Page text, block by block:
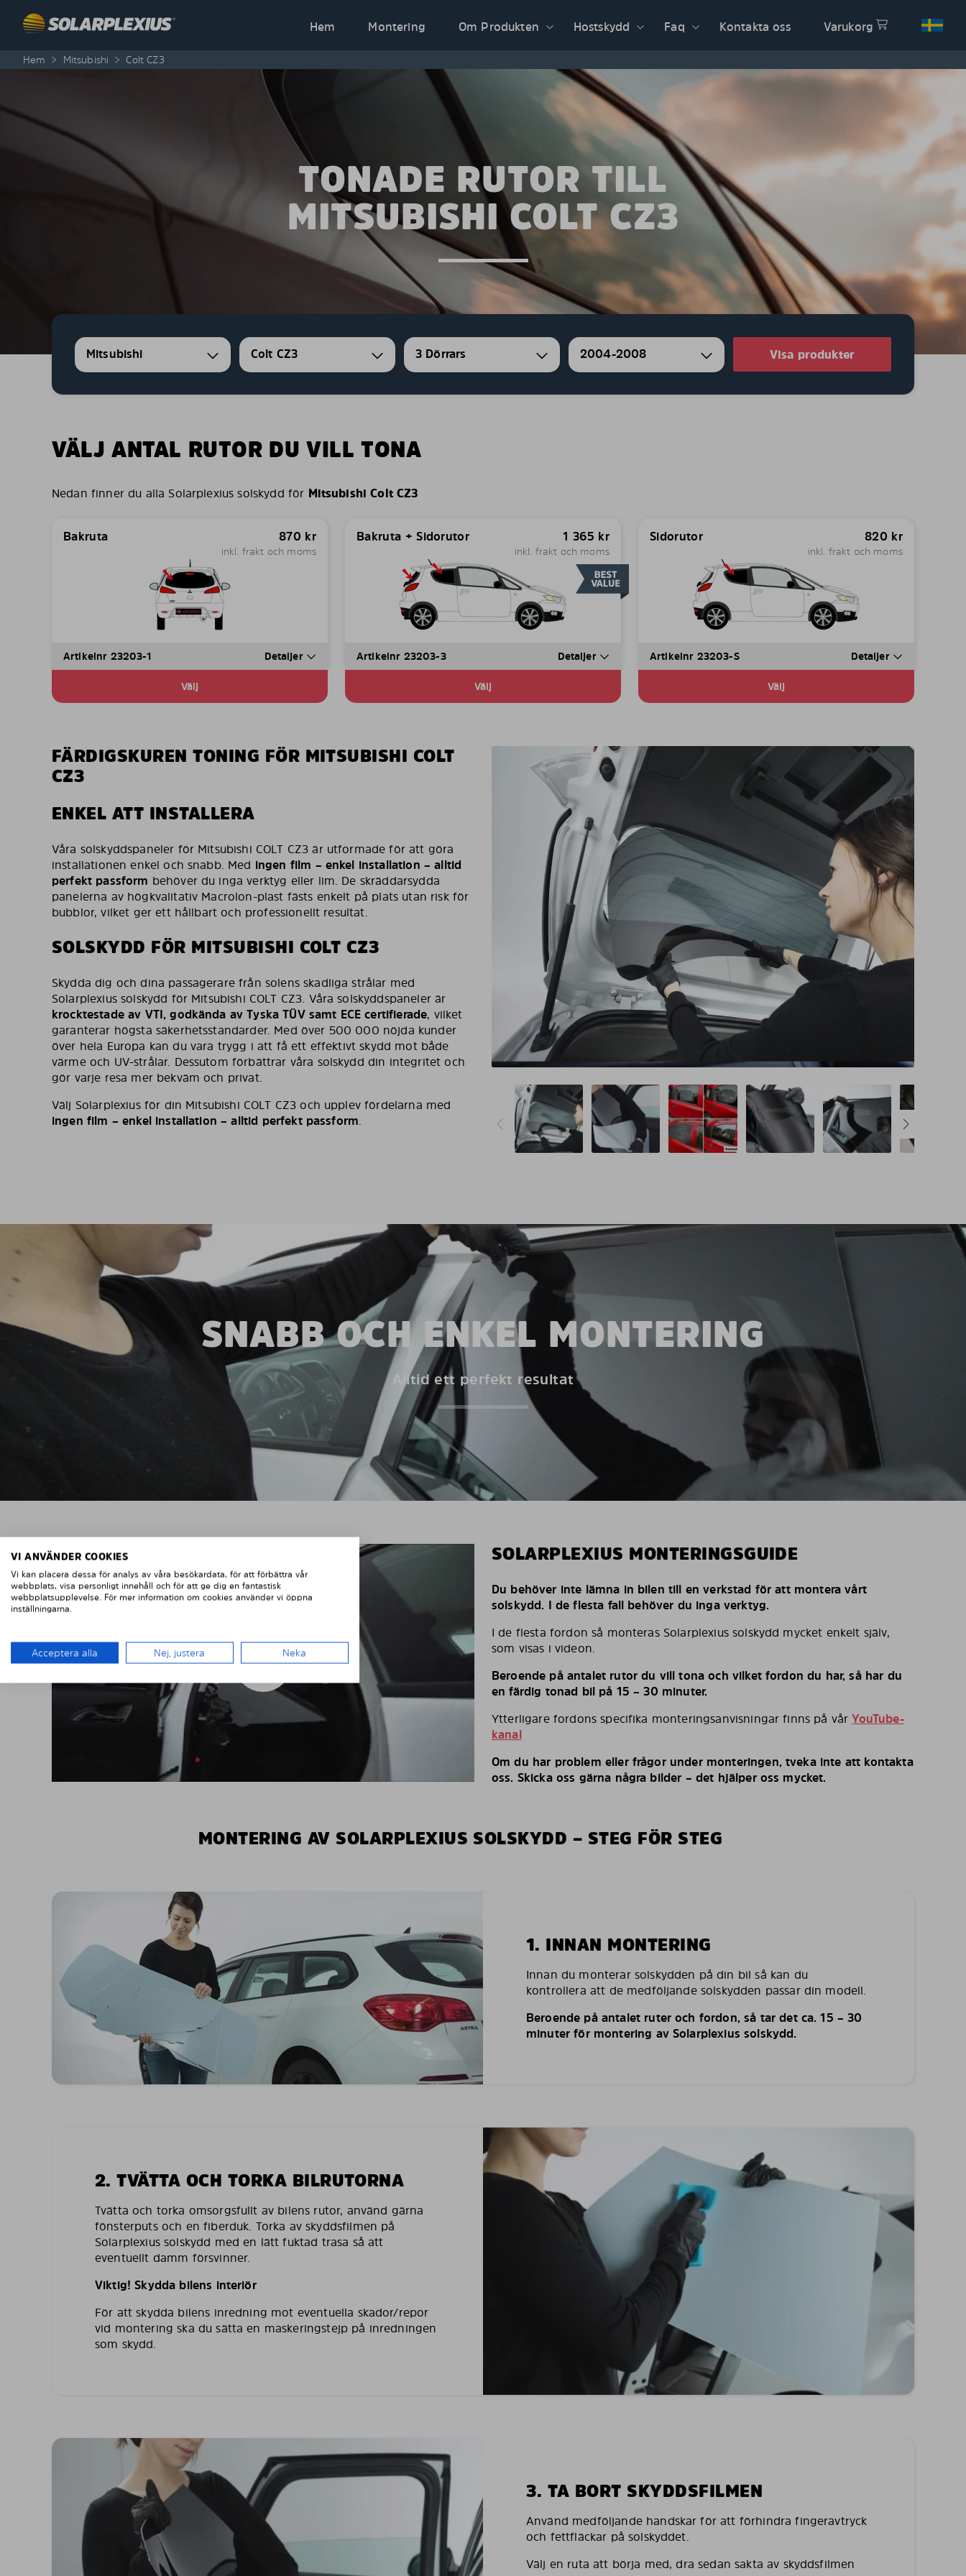
Hem
Montering Om Produkten Hostskydd Faq Kontakta oss Varukorg
Hem > Mitsubishi > Colt CZ3
TONADE RUTOR TILL
MITSUBISHI COLT CZ3
Mitsubishi Colt CZ3 3 Dörrars 2004-2008 Visa produkter
VÄLJ ANTAL RUTOR DU VILL TONA
Nedan finner du alla Solarplexius solskydd för Mitsubishi Colt CZ3
Bakruta 870 kr
inkl. frakt och moms
Artikelnr 23203-1 Detaljer
Välj
Bakruta + Sidorutor 1 365 kr
inkl. frakt och moms
Artikelnr 23203-3 Detaljer
Välj
Sidorutor 820 kr
inkl. frakt och moms
Artikelnr 23203-S Detaljer
Välj
FÄRDIGSKUREN TONING FÖR MITSUBISHI COLT
CZ3
ENKEL ATT INSTALLERA
Våra solskyddspaneler för Mitsubishi COLT CZ3 är utformade för att göra
installationen enkel och snabb. Med ingen film – enkel installation – alltid
perfekt passform behöver du inga verktyg eller lim. De skräddarsydda
panelerna av högkvalitativ Macrolon-plast fästs enkelt på plats utan risk för
bubblor, vilket ger ett hållbart och professionellt resultat.
SOLSKYDD FÖR MITSUBISHI COLT CZ3
Skydda dig och dina passagerare från solens skadliga strålar med
Solarplexius solskydd för Mitsubishi COLT CZ3. Våra solskyddspaneler är
krocktestade av VTI, godkända av Tyska TÜV samt ECE certifierade, vilket
garanterar högsta säkerhetsstandarder. Med över 500 000 nöjda kunder
över hela Europa kan du vara trygg i att få ett effektivt skydd mot både
värme och UV-strålar. Dessutom förbättrar våra solskydd din integritet och
gör varje resa mer bekväm och privat.
Välj Solarplexius för din Mitsubishi COLT CZ3 och upplev fördelarna med
ingen film – enkel installation – alltid perfekt passform.
SNABB OCH ENKEL MONTERING
Alltid ett perfekt resultat
SOLARPLEXIUS MONTERINGSGUIDE
Du behöver inte lämna in bilen till en verkstad för att montera vårt
solskydd. I de flesta fall behöver du inga verktyg.
I de flesta fordon så monteras Solarplexius solskydd mycket enkelt själv,
som visas i videon.
Beroende på antalet rutor du vill tona och vilket fordon du har, så har du
en färdig tonad bil på 15 – 30 minuter.
Ytterligare fordons specifika monteringsanvisningar finns på vårYouTube-
kanal
Om du har problem eller frågor under monteringen, tveka inte att kontakta
oss. Skicka oss gärna några bilder – det hjälper oss mycket.
MONTERING AV SOLARPLEXIUS SOLSKYDD – STEG FÖR STEG
1. INNAN MONTERING
Innan du monterar solskydden på din bil så kan du
kontrollera att de medföljande solskydden passar din modell.
Beroende på antalet ruter och fordon, så tar det ca. 15 – 30
minuter för montering av Solarplexius solskydd.
2. TVÄTTA OCH TORKA BILRUTORNA
Tvätta och torka omsorgsfullt av bilens rutor, använd gärna
fönsterputs och en fiberduk. Torka av skyddsfilmen på
Solarplexius solskydd med en lätt fuktad trasa så att
eventuellt damm försvinner.
Viktig! Skydda bilens interiör
För att skydda bilens inredning mot eventuella skador/repor
vid montering ska du sätta en maskeringstejp på inredningen
som skydd.
3. TA BORT SKYDDSFILMEN
Använd medföljande handskar för att förhindra fingeravtryck
och fettfläckar på solskyddet.
Välj en ruta att börja med, dra sedan sakta av skyddsfilmen
VI ANVÄNDER COOKIES
Vi kan placera dessa för analys av våra besökardata, för att förbättra vår
webbplats, visa personligt innehåll och för att ge dig en fantastisk
webbplatsupplevelse. För mer information om cookies använder vi öppna
inställningarna.
Acceptera alla Nej, justera Neka